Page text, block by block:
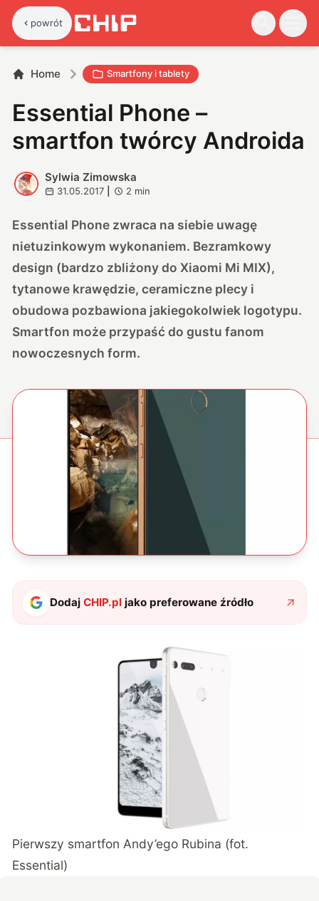
powrót
Home Smartfony i tablety
Essential Phone –
smartfon twórcy Androida
S
Sylwia Zimowska
31.05.2017 2 min
Essential Phone zwraca na siebie uwagę
nietuzinkowym wykonaniem. Bezramkowy
design (bardzo zbliżony do Xiaomi Mi MIX),
tytanowe krawędzie, ceramiczne plecy i
obudowa pozbawiona jakiegokolwiek logotypu.
Smartfon może przypaść do gustu fanom
nowoczesnych form.
DodajCHIP.pl jako preferowane źródło
Pierwszy smartfon Andy’ego Rubina (fot.
Essential)